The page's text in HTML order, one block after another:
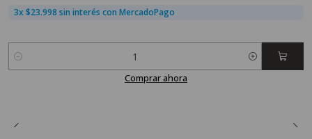
3x $23.998 sin interés con MercadoPago
Cantidad
Comprar ahora